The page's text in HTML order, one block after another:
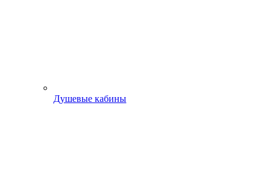
Душевые кабины